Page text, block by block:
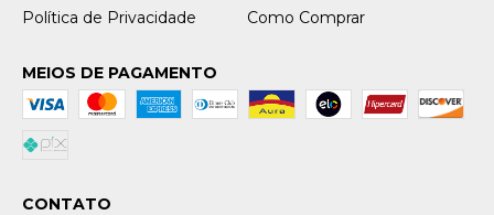
Política de Privacidade Como Comprar
MEIOS DE PAGAMENTO
CONTATO